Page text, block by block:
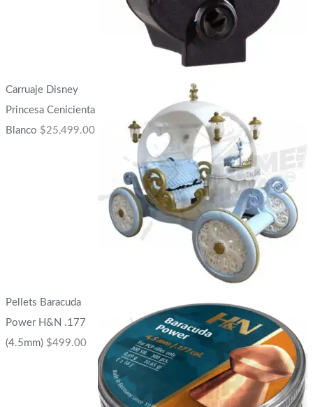
Carruaje Disney
Princesa Cenicienta
Blanco $25,499.00
Pellets Baracuda
Power H&N .177
(4.5mm) $499.00